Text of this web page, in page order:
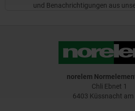
und Benachrichtigungen aus
norelem
Chli Ebnet 1
6403 Küssnacht am